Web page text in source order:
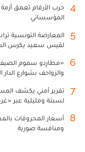
4
حرب الأرقام تعمق
المؤسساتي
5
المعارضة التونسية
لقيس سعيد يكرس
6
«مطارِدو سموم
والزواحف بشوارع الدار
7
تقرير أمني يكشف
لسبتة ومليلية عبر
8
أسعار المحروقات
ومنافسة صورية